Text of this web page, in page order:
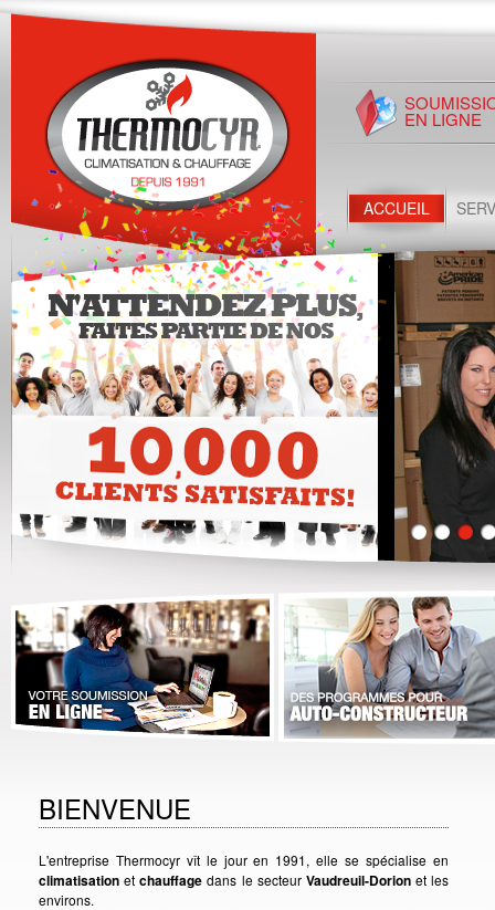
EN LIGNE
ACCUEIL
BIENVENUE
L'entreprise Thermocyr vît le jour en 1991, elle se spécialise en
climatisation etchauffage dans le secteur Vaudreuil-Dorionet les
environs.